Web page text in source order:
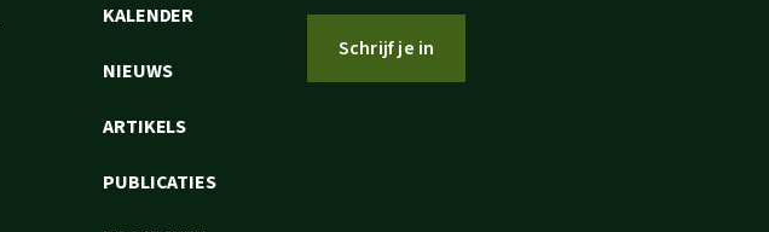
KALENDER
NIEUWS
ARTIKELS
PUBLICATIES
Schrijf je in